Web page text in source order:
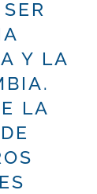
Y LA
LA